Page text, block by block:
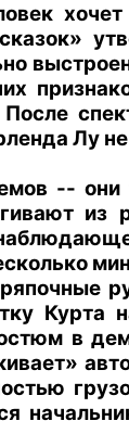
Лу
--
Курта
в